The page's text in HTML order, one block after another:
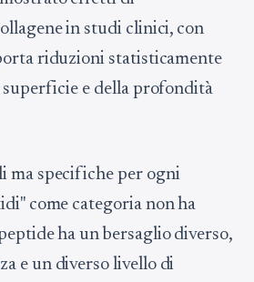
in studi clinici, con
riduzioni statisticamente
e della profondità
ma specifiche per ogni
come categoria non ha
ha un bersaglio diverso,
e un diverso livello di